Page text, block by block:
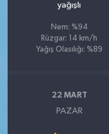
yağışlı
Nem: %94
Rüzgar: 14 km/h
Yağış Olasılığı: %89
22 MART
PAZAR